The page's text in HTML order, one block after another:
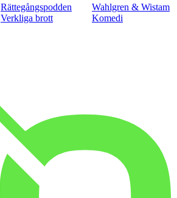
Rättegångspodden
Verkliga brott
Wahlgren & Wistam
Komedi